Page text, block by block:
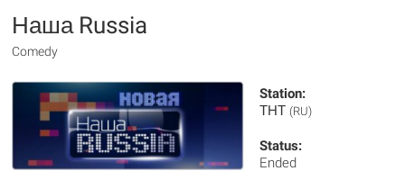
Наша Russia
Comedy
Station:
ТНТ (RU)
Status:
Ended